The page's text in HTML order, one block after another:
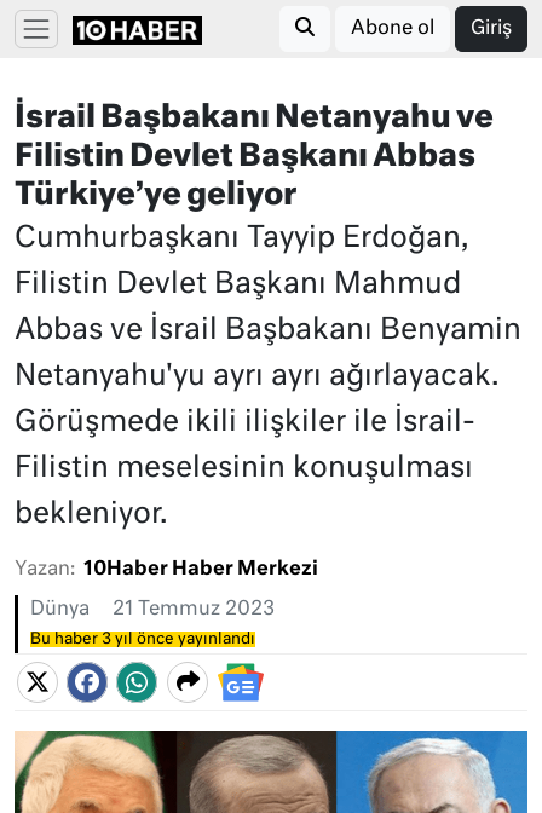
Abone ol Giriş
İsrail Başbakanı Netanyahu ve
Filistin Devlet Başkanı Abbas
Türkiye’ye geliyor
Cumhurbaşkanı Tayyip Erdoğan,
Filistin Devlet Başkanı Mahmud
Abbas ve İsrail Başbakanı Benyamin
Netanyahu'yu ayrı ayrı ağırlayacak.
Görüşmede ikili ilişkiler ile İsrail-
Filistin meselesinin konuşulması
bekleniyor.
Yazan: 10Haber Haber Merkezi
Dünya 21 Temmuz 2023
Bu haber 3 yıl önce yayınlandı